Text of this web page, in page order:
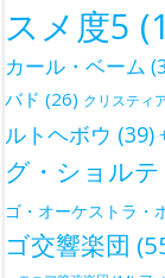
スメ度5
カール・ベーム
バド (26) クリスティ
ルトヘボウ (39)
グ・ショルテ
ゴ・オーケストラ・
ゴ交響楽団